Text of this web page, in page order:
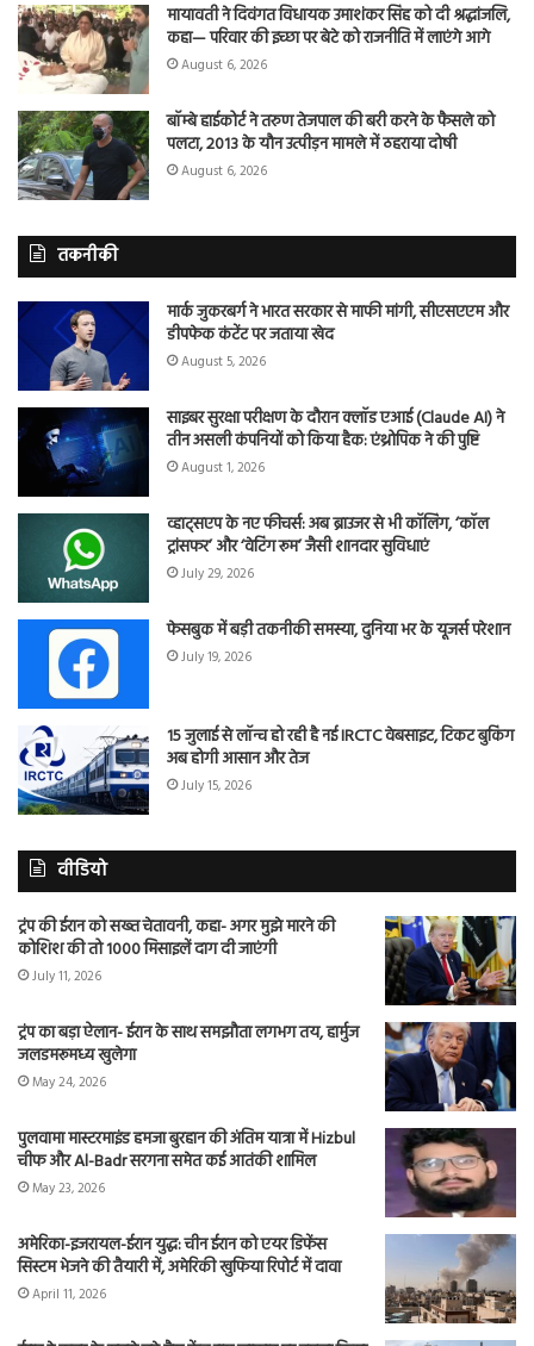
मायावती ने दिवंगत विधायक उमाशंकर सिंह को दी श्रद्धांजलि,
कहा— परिवार की इच्छा पर बेटे को राजनीति में लाएंगे आगे
August 6, 2026
बॉम्बे हाईकोर्ट ने तरुण तेजपाल की बरी करने के फैसले को
पलटा, 2013 के यौन उत्पीड़न मामले में ठहराया दोषी
August 6, 2026
तकनीकी
मार्क जुकरबर्ग ने भारत सरकार से माफी मांगी, सीएसएएम और
डीपफेक कंटेंट पर जताया खेद
August 5, 2026
साइबर सुरक्षा परीक्षण के दौरान क्लॉड एआई (Claude AI) ने
तीन असली कंपनियों को किया हैक: एंथ्रोपिक ने की पुष्टि
August 1, 2026
व्हाट्सएप के नए फीचर्स: अब ब्राउजर से भी कॉलिंग, ‘कॉल
ट्रांसफर’ और ‘वेटिंग रूम’ जैसी शानदार सुविधाएं
July 29, 2026
फेसबुक में बड़ी तकनीकी समस्या, दुनिया भर के यूजर्स परेशान
July 19, 2026
15 जुलाई से लॉन्च हो रही है नई IRCTC वेबसाइट, टिकट बुकिंग
अब होगी आसान और तेज
July 15, 2026
वीडियो
ट्रंप की ईरान को सख्त चेतावनी, कहा- अगर मुझे मारने की
कोशिश की तो 1000 मिसाइलें दाग दी जाएंगी
July 11, 2026
ट्रंप का बड़ा ऐलान- ईरान के साथ समझौता लगभग तय, हार्मुज
जलडमरूमध्य खुलेगा
May 24, 2026
पुलवामा मास्टरमाइंड हमजा बुरहान की अंतिम यात्रा में Hizbul
चीफ और Al-Badr सरगना समेत कई आतंकी शामिल
May 23, 2026
अमेरिका-इजरायल-ईरान युद्ध: चीन ईरान को एयर डिफेंस
सिस्टम भेजने की तैयारी में, अमेरिकी खुफिया रिपोर्ट में दावा
April 11, 2026